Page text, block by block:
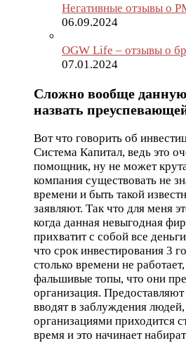
Негативные отзывы о
06.09.2024
OGW Life – отзывы о
07.01.2024
Сложно вообще
назвать
Вот что говорить об
Система Капитал, ведь это
помощник, ну не может
компания существовать не
времени и быть такой
заявляют. Так что для меня
когда данная невыгодная
прихватит с собой все
что срок инвестирования 3
столько времени не
фальшивые топы, что они
организация.
вводят в заблуждения
организациями приходится
время и это начинает